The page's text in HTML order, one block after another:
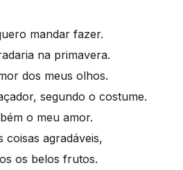
mandar fazer.
na primavera.
dos meus olhos.
segundo o costume.
o meu amor.
coisas agradáveis,
os belos frutos.